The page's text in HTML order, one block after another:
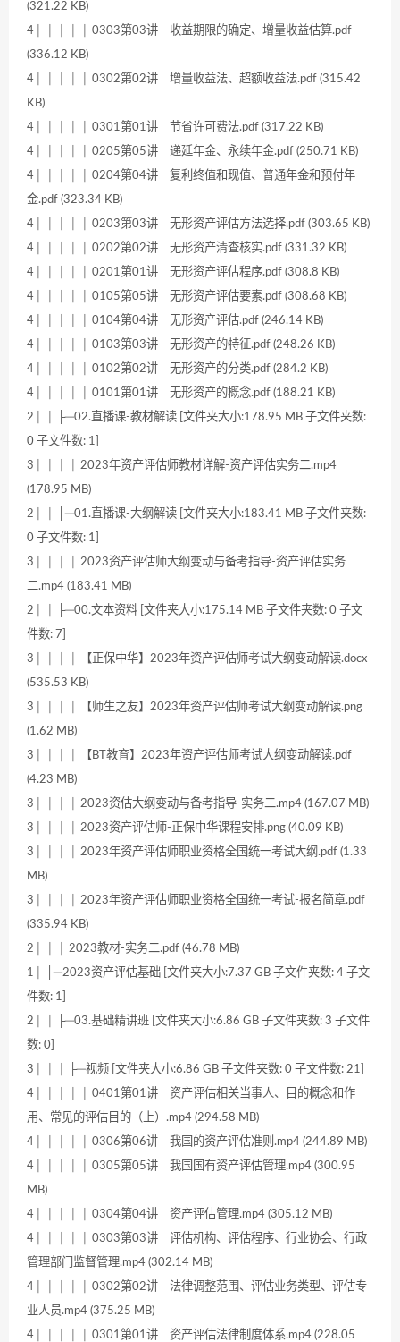
(321.22 KB)
4│ │ │ │ │ 0303第03讲 收益期限的确定、增量收益估算.pdf
(336.12 KB)
4│ │ │ │ │ 0302第02讲 增量收益法、超额收益法.pdf (315.42
KB)
4│ │ │ │ │ 0301第01讲 节省许可费法.pdf (317.22 KB)
4│ │ │ │ │ 0205第05讲 递延年金、永续年金.pdf (250.71 KB)
4│ │ │ │ │ 0204第04讲 复利终值和现值、普通年金和预付年
金.pdf (323.34 KB)
4│ │ │ │ │ 0203第03讲 无形资产评估方法选择.pdf (303.65 KB)
4│ │ │ │ │ 0202第02讲 无形资产清查核实.pdf (331.32 KB)
4│ │ │ │ │ 0201第01讲 无形资产评估程序.pdf (308.8 KB)
4│ │ │ │ │ 0105第05讲 无形资产评估要素.pdf (308.68 KB)
4│ │ │ │ │ 0104第04讲 无形资产评估.pdf (246.14 KB)
4│ │ │ │ │ 0103第03讲 无形资产的特征.pdf (248.26 KB)
4│ │ │ │ │ 0102第02讲 无形资产的分类.pdf (284.2 KB)
4│ │ │ │ │ 0101第01讲 无形资产的概念.pdf (188.21 KB)
2│ │ ├─02.直播课-教材解读 [文件夹大小:178.95 MB 子文件夹数:
0 子文件数: 1]
3│ │ │ │ 2023年资产评估师教材详解-资产评估实务二.mp4
(178.95 MB)
2│ │ ├─01.直播课-大纲解读 [文件夹大小:183.41 MB 子文件夹数:
0 子文件数: 1]
3│ │ │ │ 2023资产评估师大纲变动与备考指导-资产评估实务
二.mp4 (183.41 MB)
2│ │ ├─00.文本资料 [文件夹大小:175.14 MB 子文件夹数: 0 子文
件数: 7]
3│ │ │ │ 【正保中华】2023年资产评估师考试大纲变动解读.docx
(535.53 KB)
3│ │ │ │ 【师生之友】2023年资产评估师考试大纲变动解读.png
(1.62 MB)
3│ │ │ │ 【BT教育】2023年资产评估师考试大纲变动解读.pdf
(4.23 MB)
3│ │ │ │ 2023资估大纲变动与备考指导-实务二.mp4 (167.07 MB)
3│ │ │ │ 2023资产评估师-正保中华课程安排.png (40.09 KB)
3│ │ │ │ 2023年资产评估师职业资格全国统一考试大纲.pdf (1.33
MB)
3│ │ │ │ 2023年资产评估师职业资格全国统一考试-报名简章.pdf
(335.94 KB)
2│ │ │ 2023教材-实务二.pdf (46.78 MB)
1│ ├─2023资产评估基础 [文件夹大小:7.37 GB 子文件夹数: 4 子文
件数: 1]
2│ │ ├─03.基础精讲班 [文件夹大小:6.86 GB 子文件夹数: 3 子文件
数: 0]
3│ │ │ ├─视频 [文件夹大小:6.86 GB 子文件夹数: 0 子文件数: 21]
4│ │ │ │ │ 0401第01讲 资产评估相关当事人、目的概念和作
用、常见的评估目的（上）.mp4 (294.58 MB)
4│ │ │ │ │ 0306第06讲 我国的资产评估准则.mp4 (244.89 MB)
4│ │ │ │ │ 0305第05讲 我国国有资产评估管理.mp4 (300.95
MB)
4│ │ │ │ │ 0304第04讲 资产评估管理.mp4 (305.12 MB)
4│ │ │ │ │ 0303第03讲 评估机构、评估程序、行业协会、行政
管理部门监督管理.mp4 (302.14 MB)
4│ │ │ │ │ 0302第02讲 法律调整范围、评估业务类型、评估专
业人员.mp4 (375.25 MB)
4│ │ │ │ │ 0301第01讲 资产评估法律制度体系.mp4 (228.05